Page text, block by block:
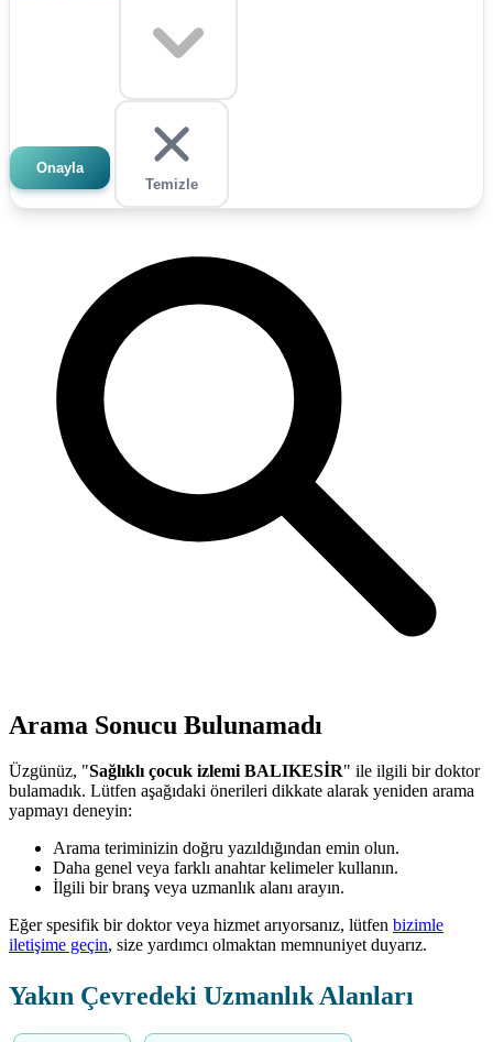
Onayla
Temizle
Arama Sonucu Bulunamadı
Üzgünüz, "Sağlıklı çocuk izlemi BALIKESİR" ile ilgili bir doktor
bulamadık. Lütfen aşağıdaki önerileri dikkate alarak yeniden arama
yapmayı deneyin:
Arama teriminizin doğru yazıldığından emin olun.
Daha genel veya farklı anahtar kelimeler kullanın.
İlgili bir branş veya uzmanlık alanı arayın.
Eğer spesifik bir doktor veya hizmet arıyorsanız, lütfen bizimle
iletişime geçin, size yardımcı olmaktan memnuniyet duyarız.
Yakın Çevredeki Uzmanlık Alanları